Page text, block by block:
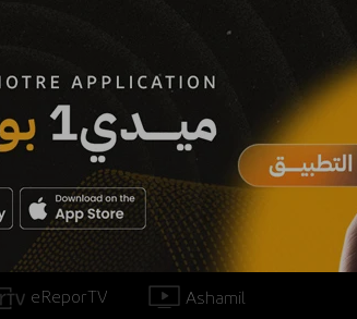
Ashamil
eReporTV